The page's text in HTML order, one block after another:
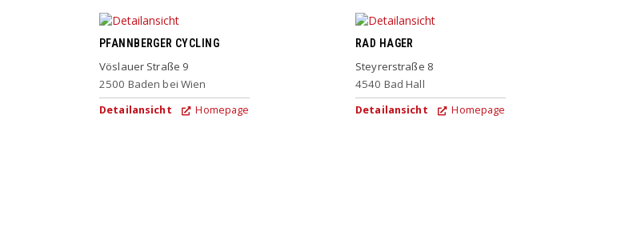
PFANNBERGER CYCLING
Vöslauer Straße 9
2500 Baden bei Wien
Detailansicht Homepage
RAD HAGER
Steyrerstraße 8
4540 Bad Hall
Detailansicht Homepage